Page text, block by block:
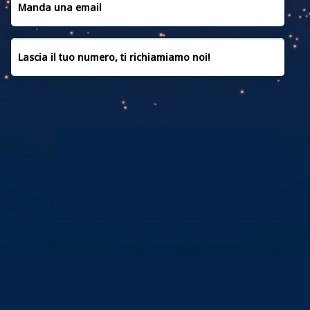
CONTATTACI
PRIVACY POLICY
Manda una email
Lascia il tuo numero, ti richiamiamo noi!